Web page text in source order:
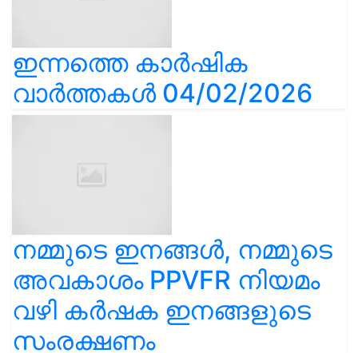
ഇന്നത്തെ കാർഷിക
വാർത്തകൾ 04/02/2026
നമ്മുടെ ഇനങ്ങൾ, നമ്മുടെ
അവകാശം PPVFR നിയമം
വഴി കർഷക ഇനങ്ങളുടെ
സംരക്ഷണം